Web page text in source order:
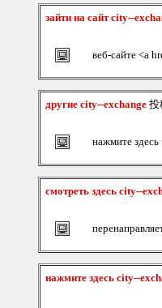
зайти на сайт city--
веб-сайте <a
другие city--exchange 投
нажмите
смотреть здесь city--
нажмите здесь city--